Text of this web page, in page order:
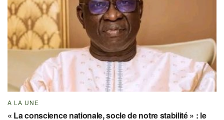
A LA UNE
« La conscience nationale, socle de notre stabilité » : le